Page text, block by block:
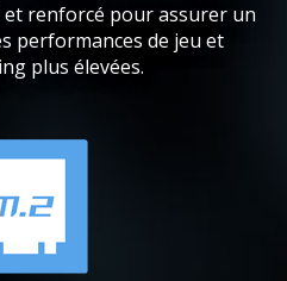
renforcé pour assurer un
performances de jeu et
plus élevées.